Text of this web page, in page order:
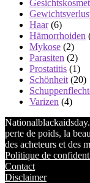
Haar(6)
Hämorrhoiden
Mykose (2)
Parasiten (2)
Prostatitis (1)
Schönheit (20)
Varizen (4)
perte de poids, la
des acheteurs et des
Politique de
Contact
Disclaimer